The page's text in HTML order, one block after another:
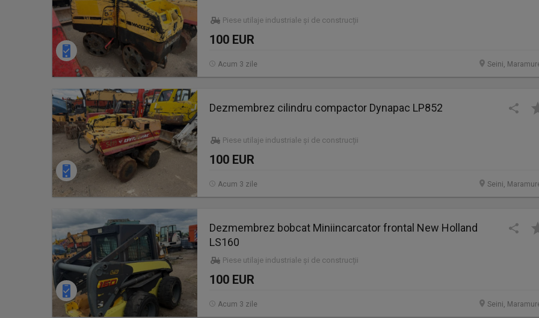
Piese utilaje industriale și de construcții
100 EUR
Seini,
Acum 3 zile
Dezmembrez cilindru compactor Dynapac LP852
Piese utilaje industriale și de construcții
100 EUR
Seini,
Acum 3 zile
Dezmembrez bobcat Miniincarcator frontal New Holland
LS160
Piese utilaje industriale și de construcții
100 EUR
Seini,
Acum 3 zile